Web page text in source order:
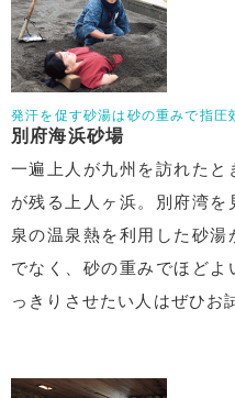
発汗を促す砂湯は砂の重みで指圧
別府海浜砂場
一遍上人が九州を訪れた
が残る上人ヶ浜。別府湾
泉の温泉熱を利用した砂
でなく、砂の重みでほど
っきりさせたい人はぜひお